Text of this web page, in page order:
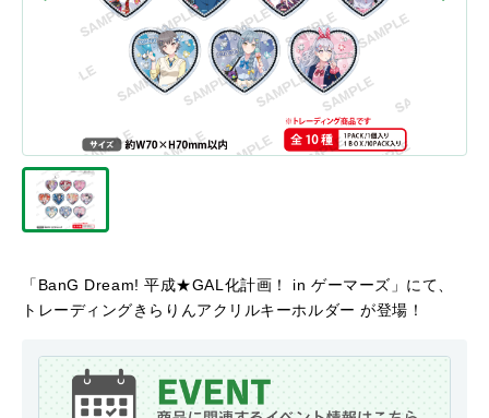
「BanG Dream! 平成★GAL化計画！ in ゲーマーズ」にて、
トレーディングきらりんアクリルキーホルダー が登場！